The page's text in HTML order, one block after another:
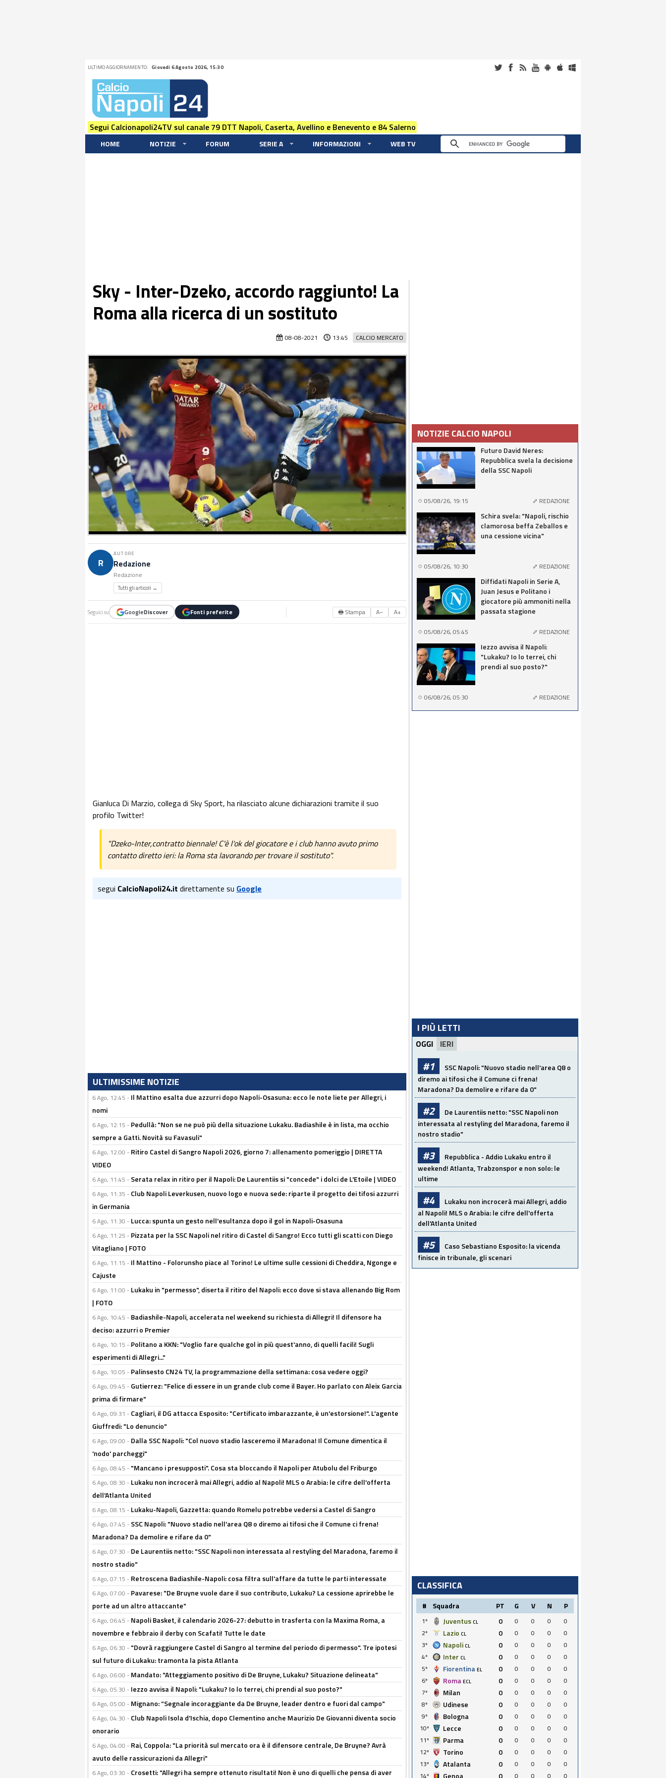
ULTIMO AGGIORNAMENTO: Giovedi 6 Agosto 2026, 15:30
Segui Calcionapoli24TV sul canale 79 DTT Napoli, Caserta, Avellino e Benevento e 84 Salerno
HOME NOTIZIE FORUM SERIE A INFORMAZIONI WEB TV
Sky - Inter-Dzeko, accordo raggiunto! La
Roma alla ricerca di un sostituto
CALCIO MERCATO
08-08-2021 13:45
R
AUTORE
Redazione
Redazione
Tutti gli articoli →
Seguici su GoogleDiscover Fonti preferite 🖶 Stampa A− A+
Gianluca Di Marzio, collega di Sky Sport, ha rilasciato alcune dichiarazioni tramite il suo
profilo Twitter!
"Dzeko-Inter,contratto biennale! C'è l'ok del giocatore e i club hanno avuto primo
contatto diretto ieri: la Roma sta lavorando per trovare il sostituto".
segui CalcioNapoli24.it direttamente su Google
ULTIMISSIME NOTIZIE
6 Ago, 12:45 - Il Mattino esalta due azzurri dopo Napoli-Osasuna: ecco le note liete per Allegri, i
nomi
6 Ago, 12:15 - Pedullà: "Non se ne può più della situazione Lukaku. Badiashile è in lista, ma occhio
sempre a Gatti. Novità su Favasuli"
6 Ago, 12:00 - Ritiro Castel di Sangro Napoli 2026, giorno 7: allenamento pomeriggio | DIRETTA
VIDEO
6 Ago, 11:45 - Serata relax in ritiro per il Napoli: De Laurentiis si "concede" i dolci de L'Etoile | VIDEO
6 Ago, 11:35 - Club Napoli Leverkusen, nuovo logo e nuova sede: riparte il progetto dei tifosi azzurri
in Germania
6 Ago, 11:30 - Lucca: spunta un gesto nell'esultanza dopo il gol in Napoli-Osasuna
6 Ago, 11:25 - Pizzata per la SSC Napoli nel ritiro di Castel di Sangro! Ecco tutti gli scatti con Diego
Vitagliano | FOTO
6 Ago, 11:15 - Il Mattino - Folorunsho piace al Torino! Le ultime sulle cessioni di Cheddira, Ngonge e
Cajuste
6 Ago, 11:00 - Lukaku in "permesso", diserta il ritiro del Napoli: ecco dove si stava allenando Big Rom
| FOTO
6 Ago, 10:45 - Badiashile-Napoli, accelerata nel weekend su richiesta di Allegri! Il difensore ha
deciso: azzurri o Premier
6 Ago, 10:15 - Politano a KKN: "Voglio fare qualche gol in più quest'anno, di quelli facili! Sugli
esperimenti di Allegri..."
6 Ago, 10:05 - Palinsesto CN24 TV, la programmazione della settimana: cosa vedere oggi?
6 Ago, 09:45 - Gutierrez: "Felice di essere in un grande club come il Bayer. Ho parlato con Aleix Garcia
prima di firmare"
6 Ago, 09:31 - Cagliari, il DG attacca Esposito: "Certificato imbarazzante, è un'estorsione!". L'agente
Giuffredi: "Lo denuncio"
6 Ago, 09:00 - Dalla SSC Napoli: "Col nuovo stadio lasceremo il Maradona! Il Comune dimentica il
'nodo' parcheggi"
6 Ago, 08:45 - "Mancano i presupposti". Cosa sta bloccando il Napoli per Atubolu del Friburgo
6 Ago, 08:30 - Lukaku non incrocerà mai Allegri, addio al Napoli! MLS o Arabia: le cifre dell'offerta
dell'Atlanta United
6 Ago, 08:15 - Lukaku-Napoli, Gazzetta: quando Romelu potrebbe vedersi a Castel di Sangro
6 Ago, 07:45 - SSC Napoli: "Nuovo stadio nell'area Q8 o diremo ai tifosi che il Comune ci frena!
Maradona? Da demolire e rifare da 0"
6 Ago, 07:30 - De Laurentiis netto: "SSC Napoli non interessata al restyling del Maradona, faremo il
nostro stadio"
6 Ago, 07:15 - Retroscena Badiashile-Napoli: cosa filtra sull'affare da tutte le parti interessate
6 Ago, 07:00 - Pavarese: "De Bruyne vuole dare il suo contributo, Lukaku? La cessione aprirebbe le
porte ad un altro attaccante"
6 Ago, 06:45 - Napoli Basket, il calendario 2026-27: debutto in trasferta con la Maxima Roma, a
novembre e febbraio il derby con Scafati! Tutte le date
6 Ago, 06:30 - "Dovrà raggiungere Castel di Sangro al termine del periodo di permesso". Tre ipotesi
sul futuro di Lukaku: tramonta la pista Atlanta
6 Ago, 06:00 - Mandato: "Atteggiamento positivo di De Bruyne, Lukaku? Situazione delineata"
6 Ago, 05:30 - Iezzo avvisa il Napoli: "Lukaku? Io lo terrei, chi prendi al suo posto?"
6 Ago, 05:00 - Mignano: “Segnale incoraggiante da De Bruyne, leader dentro e fuori dal campo"
6 Ago, 04:30 - Club Napoli Isola d'Ischia, dopo Clementino anche Maurizio De Giovanni diventa socio
onorario
6 Ago, 04:00 - Rai, Coppola: "La priorità sul mercato ora è il difensore centrale, De Bruyne? Avrà
avuto delle rassicurazioni da Allegri"
6 Ago, 03:30 - Crosetti: "Allegri ha sempre ottenuto risultati! Non è uno di quelli che pensa di aver
NOTIZIE CALCIO NAPOLI
Futuro David Neres:
Repubblica svela la decisione
della SSC Napoli
05/08/26, 19:15 REDAZIONE
Schira svela: "Napoli, rischio
clamorosa beffa Zeballos e
una cessione vicina"
05/08/26, 10:30 REDAZIONE
Diffidati Napoli in Serie A,
Juan Jesus e Politano i
giocatore più ammoniti nella
passata stagione
05/08/26, 05:45 REDAZIONE
Iezzo avvisa il Napoli:
"Lukaku? Io lo terrei, chi
prendi al suo posto?"
06/08/26, 05:30 REDAZIONE
I PIÙ LETTI
OGGI IERI
#1
SSC Napoli: "Nuovo stadio nell'area Q8 o
diremo ai tifosi che il Comune ci frena!
Maradona? Da demolire e rifare da 0"
#2
De Laurentiis netto: "SSC Napoli non
interessata al restyling del Maradona, faremo il
nostro stadio"
#3
Repubblica - Addio Lukaku entro il
weekend! Atlanta, Trabzonspor e non solo: le
ultime
#4
Lukaku non incrocerà mai Allegri, addio
al Napoli! MLS o Arabia: le cifre dell'offerta
dell'Atlanta United
#5
Caso Sebastiano Esposito: la vicenda
finisce in tribunale, gli scenari
CLASSIFICA
# Squadra PT G V N P
1º Juventus CL 0 0 0 0
0
2º
Lazio CL 0 0 0 0
0
3º
Napoli CL 0 0 0 0
0
4º
Inter CL 0 0 0 0
0
5º
Fiorentina EL 0 0 0 0
0
6º
Roma ECL 0 0 0 0
0
7º
Milan 0 0 0 0
0
8º
Udinese 0 0 0 0
0
9º
Bologna 0 0 0 0
0
10º
Lecce 0 0 0 0
0
11º
Parma 0 0 0 0
0
12º
Torino 0 0 0 0
0
13º
Atalanta 0 0 0 0
0
14º
Genoa 0 0 0 0 0